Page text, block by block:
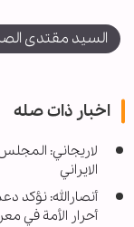
السيد مقتدى
اخبار ذات صله
لاريجاني:
الايراني
أنصارالله: نؤكد
أحرار الأمة في